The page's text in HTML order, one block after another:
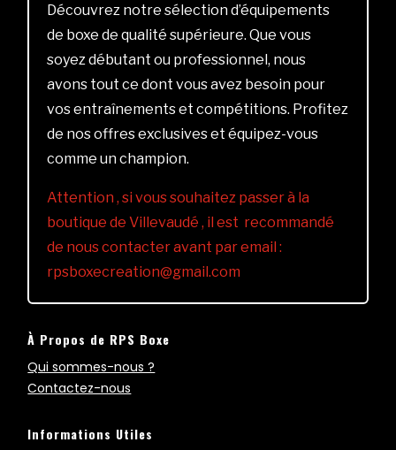
Découvrez notre sélection d’équipements
de boxe de qualité supérieure. Que vous
soyez débutant ou professionnel, nous
avons tout ce dont vous avez besoin pour
vos entraînements et compétitions. Profitez
de nos offres exclusives et équipez-vous
comme un champion.
Attention , si vous souhaitez passer à la
boutique de Villevaudé , il est recommandé
de nous contacter avant par email :
rpsboxecreation@gmail.com
À Propos de RPS Boxe
Qui sommes-nous ?
Contactez-nous
Informations Utiles